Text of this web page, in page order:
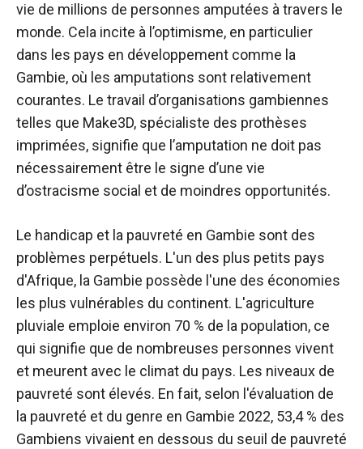
vie de millions de personnes amputées à travers le
monde. Cela incite à l’optimisme, en particulier
dans les pays en développement comme la
Gambie, où les amputations sont relativement
courantes. Le travail d’organisations gambiennes
telles que Make3D, spécialiste des prothèses
imprimées, signifie que l’amputation ne doit pas
nécessairement être le signe d’une vie
d’ostracisme social et de moindres opportunités.
Le handicap et la pauvreté en Gambie sont des
problèmes perpétuels. L'un des plus petits pays
d'Afrique, la Gambie possède l'une des économies
les plus vulnérables du continent. L'agriculture
pluviale emploie environ 70 % de la population, ce
qui signifie que de nombreuses personnes vivent
et meurent avec le climat du pays. Les niveaux de
pauvreté sont élevés. En fait, selon l'évaluation de
la pauvreté et du genre en Gambie 2022, 53,4 % des
Gambiens vivaient en dessous du seuil de pauvreté